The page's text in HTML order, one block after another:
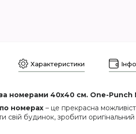
Характеристики
номерами 40х40 см. One-Punch
номерах – це прекрасна
свій будинок, зробити